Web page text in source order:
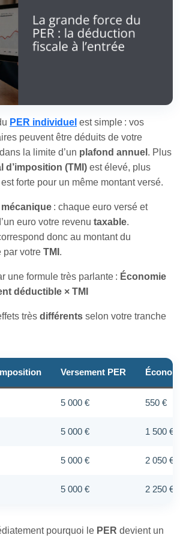
PER individuel est simple : vos
peuvent être déduits de votre
la limite d’un plafond annuel . Plus
d’imposition (TMI) est élevé, plus
est forte pour un même montant versé.
mécanique : chaque euro versé et
euro votre revenu taxable.
donc au montant du
par votre TMI .
une formule très parlante : Économie
déductible × TMI
très différents selon votre tranche
Versement PER
5 000 € 550 €
5 000 € 1 500 €
5 000 € 2 050 €
5 000 € 2 250 €
pourquoi le PER devient un